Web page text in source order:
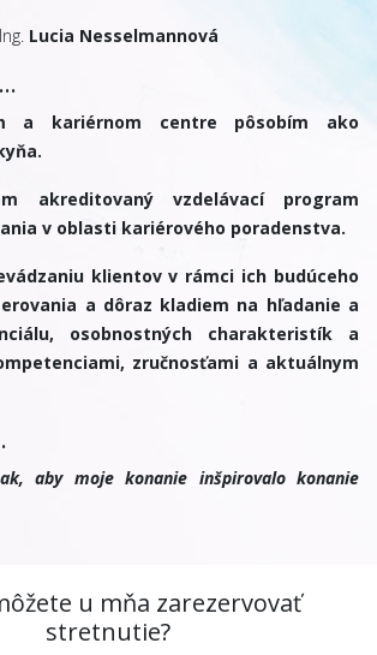
Ing. Lucia Nesselmannová
a kariérnom centre pôsobím ako
akreditovaný vzdelávací program
v oblasti kariérového poradenstva.
klientov v rámci ich budúceho
a dôraz kladiem na hľadanie a
osobnostných charakteristík a
zručnosťami a aktuálnym
aby moje konanie inšpirovalo konanie
u mňa zarezervovať
stretnutie?